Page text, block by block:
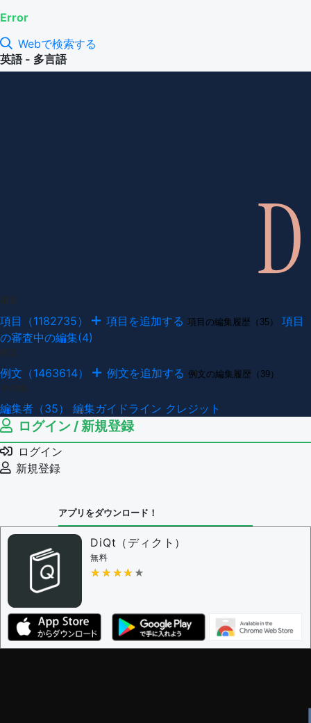
Error
Webで検索する
英語 - 多言語
項目（1182735） 項目を追加する 項目の編集履歴（35）
項目
の審査中の編集(4)
例文（1463614） 例文を追加する 例文の編集履歴（39）
編集者（35） 編集ガイドライン クレジット
ログイン / 新規登録
ログイン
新規登録
アプリをダウンロード！
DiQt（ディクト）
無料
★★★★★
★★★★★